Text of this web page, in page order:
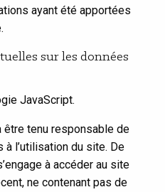
ayant été apportées
sur les données
JavaScript.
être tenu responsable de
l’utilisation du site. De
à accéder au site
ne contenant pas de